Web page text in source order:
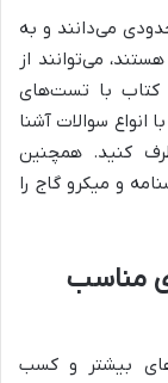
می‌دانند و به
می‌توانند از
کتاب با تست‌های
انواع سوالات آشنا
کنید. همچنین
و میکرو گاج را
مناسب
بیشتر و کسب